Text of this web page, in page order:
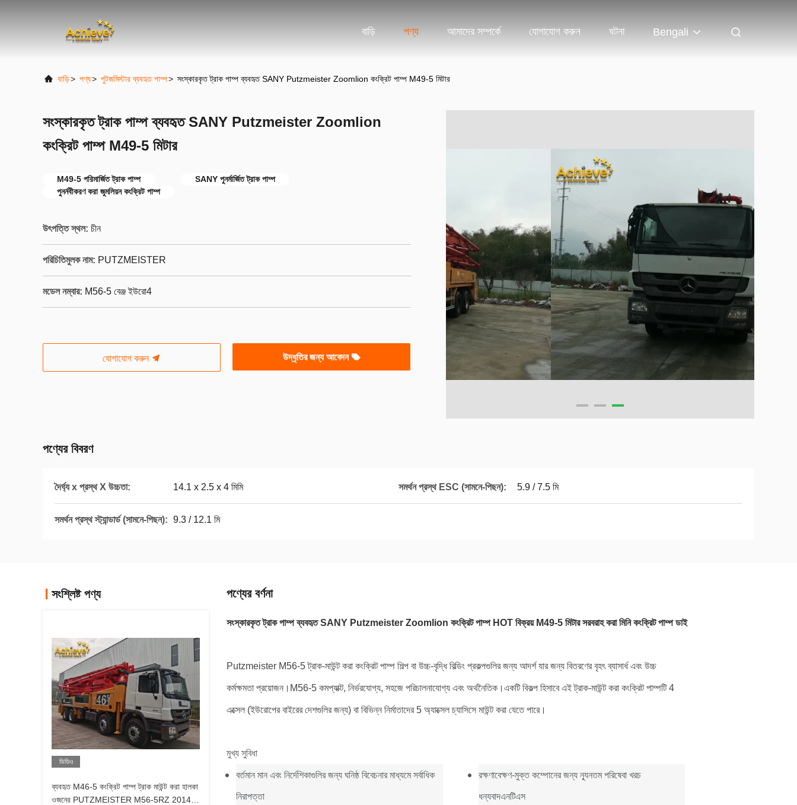
বাড়ি পণ্য আমাদের সম্পর্কে যোগাযোগ করুন ঘটনা Bengali
বাড়ি> পণ্য> পুটজমিস্টার ব্যবহৃত পাম্প> সংস্কারকৃত ট্রাক পাম্প ব্যবহৃত SANY Putzmeister Zoomlion কংক্রিট পাম্প M49-5 মিটার
সংস্কারকৃত ট্রাক পাম্প ব্যবহৃত SANY Putzmeister Zoomlion
কংক্রিট পাম্প M49-5 মিটার
M49-5 পরিমার্জিত ট্রাক পাম্প
SANY পুনর্মার্জিত ট্রাক পাম্প
পুনর্নবীকরণ করা জুমলিয়ন কংক্রিট পাম্প
উৎপত্তি স্থল: চীন
পরিচিতিমুলক নাম: PUTZMEISTER
মডেল নম্বার: M56-5 বেঞ্জ ইউরো4
যোগাযোগ করুন উদ্ধৃতির জন্য আবেদন
পণ্যের বিবরণ
দৈর্ঘ্য x প্রস্থ X উচ্চতা: 14.1 x 2.5 x 4 মিমি সমর্থন প্রস্থ ESC (সামনে-পিছন): 5.9 / 7.5 মি
সমর্থন প্রস্থ স্ট্যান্ডার্ড (সামনে-পিছন): 9.3 / 12.1 মি
সংশ্লিষ্ট পণ্য
ভিডিও
ব্যবহৃত M46-5 কংক্রিট পাম্প ট্রাক মাউন্ট করা হালকা
ওজনের PUTZMEISTER M56-5RZ 2014
পণ্যের বর্ণনা
সংস্কারকৃত ট্রাক পাম্প ব্যবহৃত SANY Putzmeister Zoomlion কংক্রিট পাম্প HOT বিক্রয় M49-5 মিটার সরবরাহ করা মিনি কংক্রিট পাম্প ডাই
Putzmeister M56-5 ট্রাক-মাউন্ট করা কংক্রিট পাম্প শিল্প বা উচ্চ-বৃদ্ধি বিল্ডিং প্রকল্পগুলির জন্য আদর্শ যার জন্য বিতরণের বৃহৎ ব্যাসার্ধ এবং উচ্চ
কর্মক্ষমতা প্রয়োজন।M56-5 কমপ্যাক্ট, নির্ভরযোগ্য, সহজে পরিচালনাযোগ্য এবং অর্থনৈতিক।একটি বিকল্প হিসাবে এই ট্রাক-মাউন্ট করা কংক্রিট পাম্পটি 4
এক্সেল (ইউরোপের বাইরের দেশগুলির জন্য) বা বিভিন্ন নির্মাতাদের 5 অ্যাক্সেল চ্যাসিসে মাউন্ট করা যেতে পারে।
মুখ্য সুবিধা
বর্তমান মান এবং নির্দেশিকাগুলির জন্য ঘনিষ্ঠ বিবেচনার মাধ্যমে সর্বাধিক
নিরাপত্তা
রক্ষণাবেক্ষণ-মুক্ত কম্পোনের জন্য ন্যূনতম পরিষেবা খরচ
ধন্যবাদএনটিএস